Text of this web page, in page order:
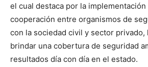
el cual destaca por la
cooperación entre organismos de
con la sociedad civil y sector privado,
brindar una cobertura de seguridad
resultados día con día en el estado.